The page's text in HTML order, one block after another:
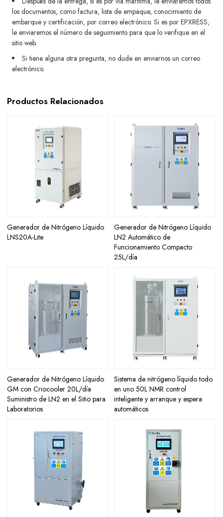
los documentos, como factura, lista de empaque, conocimiento de
embarque y certificación, por correo electrónico. Si es por EPXRESS,
le enviaremos el número de seguimiento para que lo verifique en el
sitio web.
Si tiene alguna otra pregunta, no dude en enviarnos un correo
electrónico.
Productos Relacionados
Generador de Nitrógeno Líquido
LNS20A-Lite
Generador de Nitrógeno Líquido
LN2 Automático de
Funcionamiento Compacto
25L/día
Generador de Nitrógeno Líquido
GM con Criocooler 20L/día
Suministro de LN2 en el Sitio para
Laboratorios
Sistema de nitrógeno líquido todo
en uno 50L NMR control
inteligente y arranque y espera
automáticos